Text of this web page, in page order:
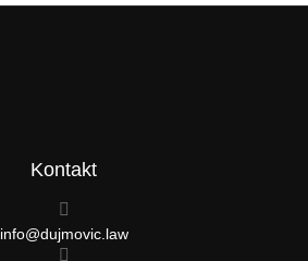
Kontakt
info@dujmovic.law